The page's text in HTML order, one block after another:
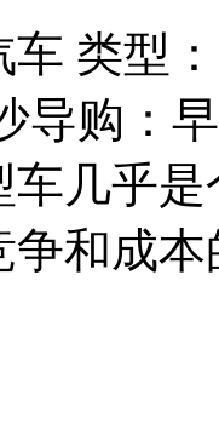
车 类型
导购：
几乎
和成本